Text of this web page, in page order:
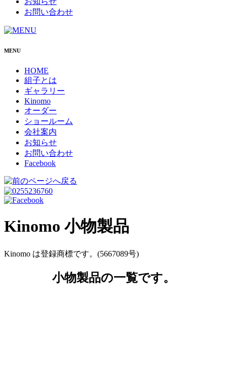
お問い合わせ
MENU
HOME
組子とは
ギャラリー
Kinomo
オーダー
ショールーム
会社案内
お知らせ
お問い合わせ
Facebook
Kinomo 小物製品
Kinomo は登録商標です。(5667089号)
小物製品の一覧です。